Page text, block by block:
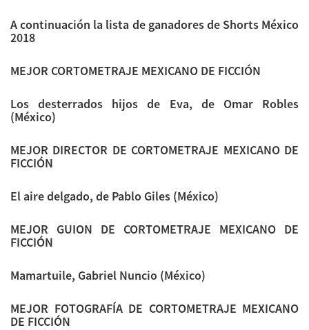
A continuación la lista de ganadores de Shorts México
2018
MEJOR CORTOMETRAJE MEXICANO DE FICCIÓN
Los desterrados hijos de Eva, de Omar Robles
(México)
MEJOR DIRECTOR DE CORTOMETRAJE MEXICANO DE
FICCIÓN
El aire delgado, de Pablo Giles (México)
MEJOR GUION DE CORTOMETRAJE MEXICANO DE
FICCIÓN
Mamartuile, Gabriel Nuncio (México)
MEJOR FOTOGRAFÍA DE CORTOMETRAJE MEXICANO
DE FICCIÓN